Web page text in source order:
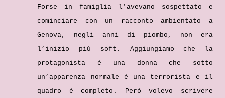
Forse in famiglia l’avevano sospettato e
cominciare con un racconto ambientato a
Genova, negli anni di piombo, non era
l’inizio più soft. Aggiungiamo che la
protagonista è una donna che sotto
un’apparenza normale è una terrorista e il
quadro è completo. Però volevo scrivere